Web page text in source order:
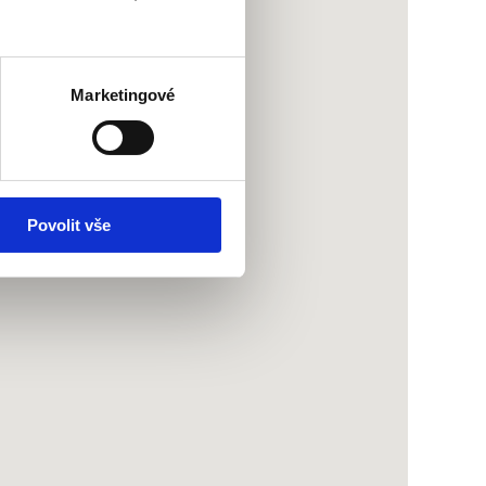
Marketingové
Povolit vše